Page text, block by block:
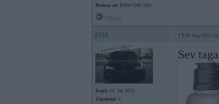
Braucu ar: BMW E90 330i
2553 26. Aug 2015,
Kopš: 19. Jul 2015
Ziņojumi: 4
Sev